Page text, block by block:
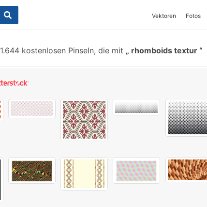
Vektoren Fotos
1.644 kostenlosen Pinseln, die mit rhomboids textur